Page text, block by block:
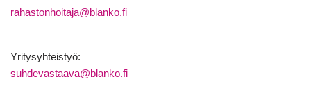
rahastonhoitaja@blanko.fi
Yritysyhteistyö:
suhdevastaava@blanko.fi